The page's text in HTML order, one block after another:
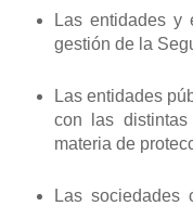
Las entidades y
gestión de la
Las entidades
con las distintas
materia de
Las sociedades